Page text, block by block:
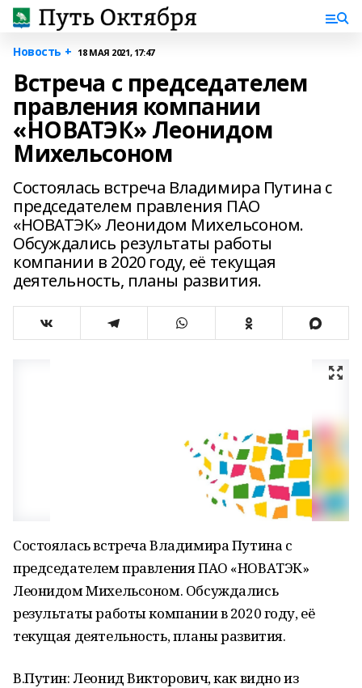
Новость + 18 МАЯ 2021, 17:47
Встреча с председателем
правления компании
«НОВАТЭК» Леонидом
Михельсоном
Состоялась встреча Владимира Путина с
председателем правления ПАО
«НОВАТЭК» Леонидом Михельсоном.
Обсуждались результаты работы
компании в 2020 году, её текущая
деятельность, планы развития.
Состоялась встреча Владимира Путина с
председателем правления ПАО «НОВАТЭК»
Леонидом Михельсоном. Обсуждались
результаты работы компании в 2020 году, её
текущая деятельность, планы развития.
В.Путин: Леонид Викторович, как видно из